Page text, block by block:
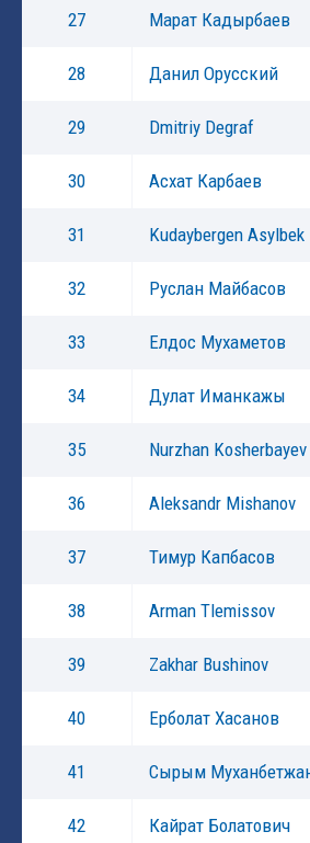
27 Марат Кадырбаев
28 Данил Орусский
29 Dmitriy Degraf
30 Асхат Карбаев
31 Kudaybergen Asylbek
32 Руслан Майбасов
33 Елдос Мухаметов
34 Дулат Иманкажы
35 Nurzhan Kosherbayev
36 Aleksandr Mishanov
37 Тимур Капбасов
38 Arman Tlemissov
39 Zakhar Bushinov
40 Ерболат Хасанов
41 Сырым
42 Кайрат Болатович